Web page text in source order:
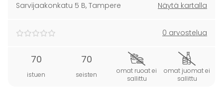
Sarvijaakonkatu 5 B, Tampere Näytä kartalla
0 arvostelua
70
istuen
70
seisten
omat ruoat ei
sallittu
omat juomat ei
sallittu